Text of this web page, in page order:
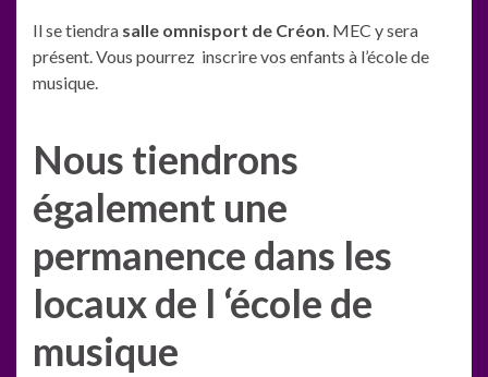
Il se tiendra salle omnisport de Créon. MEC y sera
présent. Vous pourrez inscrire vos enfants à l’école de
musique.
Nous tiendrons
également une
permanence dans les
locaux de l ‘école de
musique